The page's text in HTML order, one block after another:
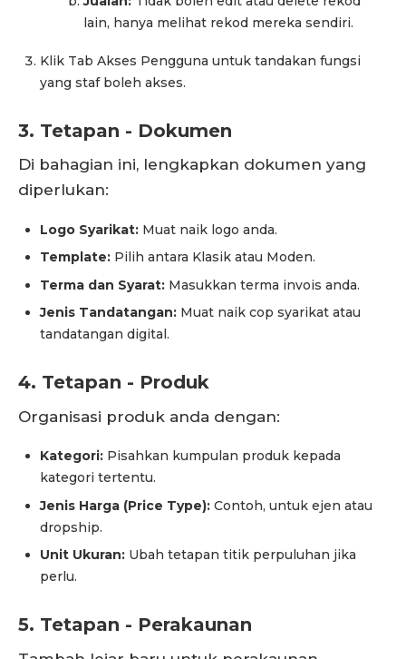
lain, hanya melihat rekod mereka sendiri.
Klik Tab Akses Pengguna untuk tandakan fungsi
yang staf boleh akses.
3. Tetapan - Dokumen
Di bahagian ini, lengkapkan dokumen yang
diperlukan:
Logo Syarikat: Muat naik logo anda.
Template: Pilih antara Klasik atau Moden.
Terma dan Syarat: Masukkan terma invois anda.
Jenis Tandatangan: Muat naik cop syarikat atau
tandatangan digital.
4. Tetapan - Produk
Organisasi produk anda dengan:
Kategori: Pisahkan kumpulan produk kepada
kategori tertentu.
Jenis Harga (Price Type): Contoh, untuk ejen atau
dropship.
Unit Ukuran: Ubah tetapan titik perpuluhan jika
perlu.
5. Tetapan - Perakaunan